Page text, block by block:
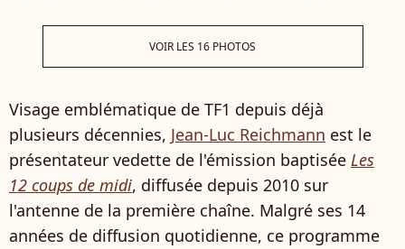
VOIR LES 16 PHOTOS
Visage emblématique de TF1 depuis déjà
plusieurs décennies, Jean-Luc Reichmann est le
présentateur vedette de l'émission baptisée Les
12 coups de midi, diffusée depuis 2010 sur
l'antenne de la première chaîne. Malgré ses 14
années de diffusion quotidienne, ce programme